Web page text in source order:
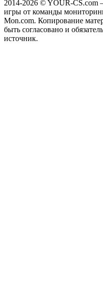
2014-2026 © YOUR-CS.com
игры от команды
Mon.com. Копирование
быть согласовано и
источник.